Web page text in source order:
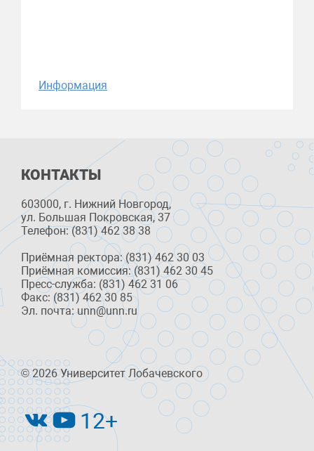
Информация
КОНТАКТЫ
603000, г. Нижний Новгород,
ул. Большая Покровская, 37
Телефон: (831) 462 38 38
Приёмная ректора: (831) 462 30 03
Приёмная комиссия: (831) 462 30 45
Пресс-служба: (831) 462 31 06
Факс: (831) 462 30 85
Эл. почта: unn@unn.ru
© 2026 Университет Лобачевского
12+